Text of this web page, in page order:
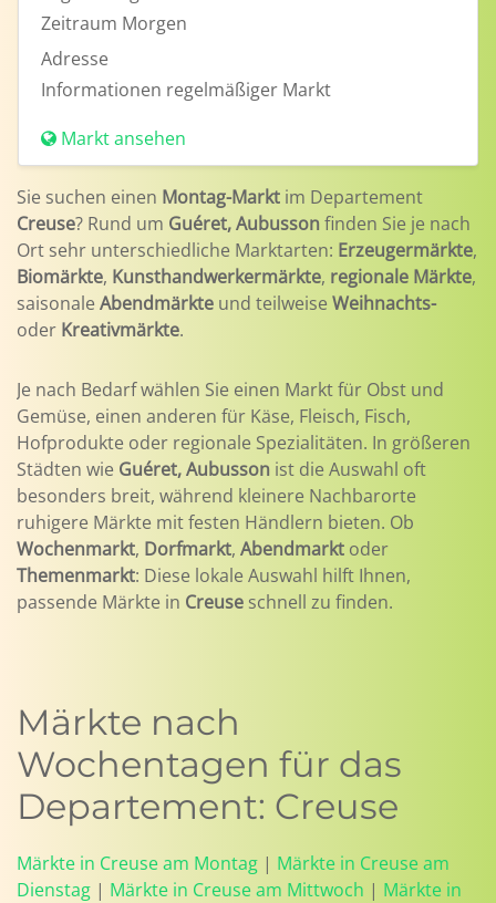
Zeitraum Morgen
Adresse
Informationen regelmäßiger Markt
Markt ansehen
Sie suchen einen Montag-Markt im Departement
Creuse? Rund um Guéret, Aubussonfinden Sie je nach
Ort sehr unterschiedliche Marktarten: Erzeugermärkte,
Biomärkte, Kunsthandwerkermärkte, regionale Märkte,
saisonale Abendmärkte und teilweise Weihnachts-
oder Kreativmärkte.
Je nach Bedarf wählen Sie einen Markt für Obst und
Gemüse, einen anderen für Käse, Fleisch, Fisch,
Hofprodukte oder regionale Spezialitäten. In größeren
Städten wie Guéret, Aubusson ist die Auswahl oft
besonders breit, während kleinere Nachbarorte
ruhigere Märkte mit festen Händlern bieten. Ob
Wochenmarkt, Dorfmarkt, Abendmarkt oder
Themenmarkt: Diese lokale Auswahl hilft Ihnen,
passende Märkte in Creuse schnell zu finden.
Märkte nach
Wochentagen für das
Departement: Creuse
Märkte in Creuse am Montag | Märkte in Creuse am
Dienstag | Märkte in Creuse am Mittwoch | Märkte in